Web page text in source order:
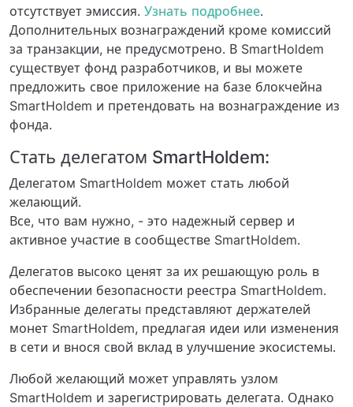
отсутствует эмиссия. Узнать подробнее.
Дополнительных вознаграждений кроме комиссий
за транзакции, не предусмотрено. В SmartHoldem
существует фонд разработчиков, и вы можете
предложить свое приложение на базе блокчейна
SmartHoldem и претендовать на вознаграждение из
фонда.
Стать делегатом SmartHoldem:
Делегатом SmartHoldem может стать любой
желающий.
Все, что вам нужно, - это надежный сервер и
активное участие в сообществе SmartHoldem.
Делегатов высоко ценят за их решающую роль в
обеспечении безопасности реестра SmartHoldem.
Избранные делегаты представляют держателей
монет SmartHoldem, предлагая идеи или изменения
в сети и внося свой вклад в улучшение экосистемы.
Любой желающий может управлять узлом
SmartHoldem и зарегистрировать делегата. Однако